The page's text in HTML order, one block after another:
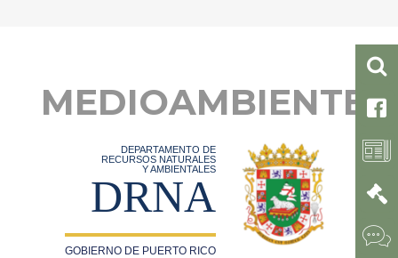
MEDIOAMBIENTE
DEPARTAMENTO DE
RECURSOS NATURALES
Y AMBIENTALES
DRNA
GOBIERNO DE PUERTO RICO